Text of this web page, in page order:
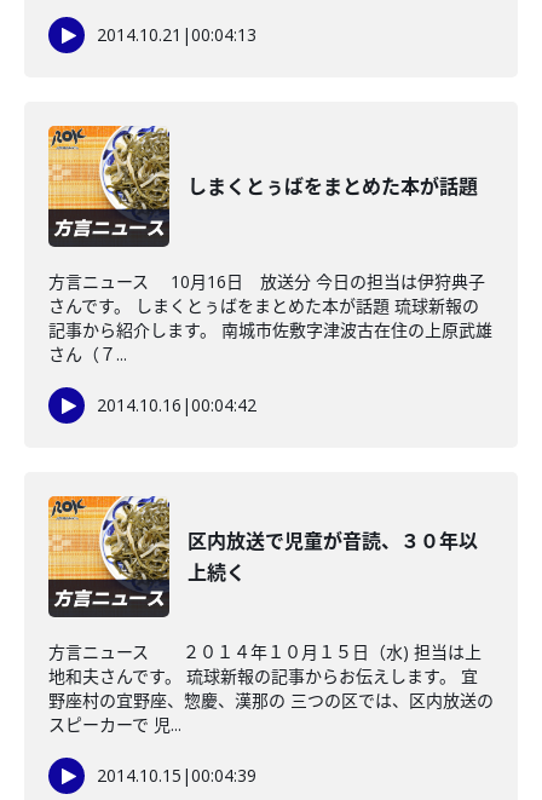
2014.10.21 |00:04:13
しまくとぅばをまとめた本が話題
方言ニュース 10月16日 放送分 今日の担当は伊狩典子
さんです。 しまくとぅばをまとめた本が話題 琉球新報の
記事から紹介します。 南城市佐敷字津波古在住の上原武雄
さん（７...
2014.10.16 |00:04:42
区内放送で児童が音読、３０年以
上続く
方言ニュース ２０１４年１０月１５日（水) 担当は上
地和夫さんです。 琉球新報の記事からお伝えします。 宜
野座村の宜野座、惣慶、漢那の 三つの区では、区内放送の
スピーカーで 児...
2014.10.15 |00:04:39